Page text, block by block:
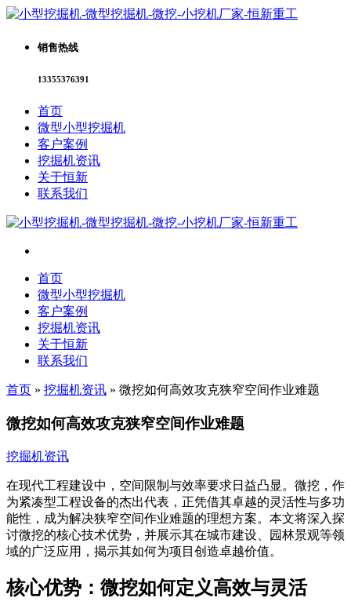
销售热线
13355376391
首页
微型小型挖掘机
客户案例
挖掘机资讯
关于恒新
联系我们
首页
微型小型挖掘机
客户案例
挖掘机资讯
关于恒新
联系我们
首页 » 挖掘机资讯 » 微挖如何高效攻克狭窄空间作业难题
微挖如何高效攻克狭窄空间作业难题
挖掘机资讯
在现代工程建设中，空间限制与效率要求日益凸显。微挖，作
为紧凑型工程设备的杰出代表，正凭借其卓越的灵活性与多功
能性，成为解决狭窄空间作业难题的理想方案。本文将深入探
讨微挖的核心技术优势，并展示其在城市建设、园林景观等领
域的广泛应用，揭示其如何为项目创造卓越价值。
核心优势：微挖如何定义高效与灵活